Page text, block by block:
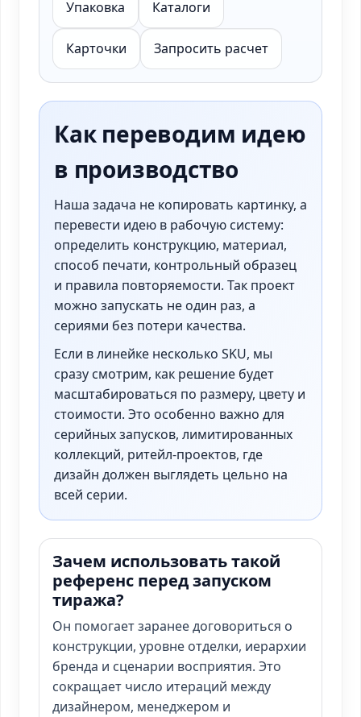
Упаковка Каталоги
Карточки Запросить расчет
Как переводим идею
в производство
Наша задача не копировать картинку, а
перевести идею в рабочую систему:
определить конструкцию, материал,
способ печати, контрольный образец
и правила повторяемости. Так проект
можно запускать не один раз, а
сериями без потери качества.
Если в линейке несколько SKU, мы
сразу смотрим, как решение будет
масштабироваться по размеру, цвету и
стоимости. Это особенно важно для
серийных запусков, лимитированных
коллекций, ритейл-проектов, где
дизайн должен выглядеть цельно на
всей серии.
Зачем использовать такой
референс перед запуском
тиража?
Он помогает заранее договориться о
конструкции, уровне отделки, иерархии
бренда и сценарии восприятия. Это
сокращает число итераций между
дизайнером, менеджером и